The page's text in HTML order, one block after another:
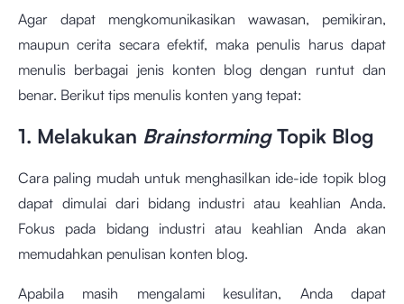
Agar dapat mengkomunikasikan wawasan, pemikiran,
maupun cerita secara efektif, maka penulis harus dapat
menulis berbagai jenis konten blog dengan runtut dan
benar. Berikut tips menulis konten yang tepat:
1. Melakukan BrainstormingTopik Blog
Cara paling mudah untuk menghasilkan ide-ide topik blog
dapat dimulai dari bidang industri atau keahlian Anda.
Fokus pada bidang industri atau keahlian Anda akan
memudahkan penulisan konten blog.
Apabila masih mengalami kesulitan, Anda dapat